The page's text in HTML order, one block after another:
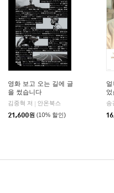
영화 보고 오는 길에 글
을 썼습니다
김중혁 저
안온북스
21,600원 (10% 할인)
송